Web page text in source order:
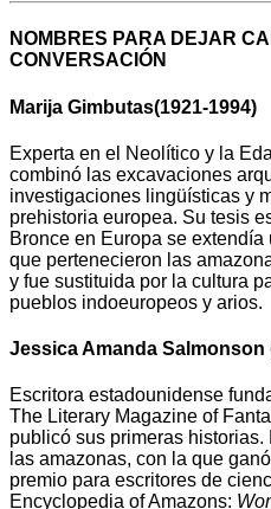
NOMBRES PARA DEJAR
CONVERSACIÓN
Marija Gimbutas(1921-1994)
Experta en el Neolítico y la
combinó las excavaciones
investigaciones lingüísticas y
prehistoria europea. Su tesis
Bronce en Europa se
que pertenecieron las
y fue sustituida por la cultura
pueblos indoeuropeos y arios.
Jessica Amanda Salmonson
Escritora estadounidense
The Literary Magazine of
publicó sus primeras
las amazonas, con la que
premio para escritores de
Encyclopedia of Amazons: